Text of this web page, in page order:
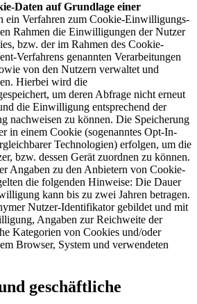
Daten auf Grundlage einer
ein Verfahren zum Cookie-Einwilligungs-
Rahmen die Einwilligungen der Nutzer
bzw. der im Rahmen des Cookie-
Verfahrens genannten Verarbeitungen
von den Nutzern verwaltet und
Hierbei wird die
um deren Abfrage nicht erneut
die Einwilligung entsprechend der
nachweisen zu können. Die Speicherung
in einem Cookie (sogenanntes Opt-In-
Technologien) erfolgen, um die
bzw. dessen Gerät zuordnen zu können.
Angaben zu den Anbietern von Cookie-
die folgenden Hinweise: Die Dauer
kann bis zu zwei Jahren betragen.
Nutzer-Identifikator gebildet und mit
Angaben zur Reichweite der
Kategorien von Cookies und/oder
Browser, System und verwendeten
geschäftliche